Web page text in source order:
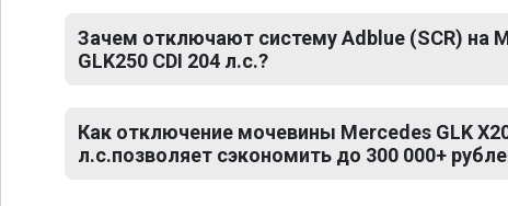
Зачем отключают систему Adblue (SCR) на
GLK250 CDI 204 л.с.?
Как отключение мочевины Mercedes GLK
л.с.позволяет сэкономить до 300 000+